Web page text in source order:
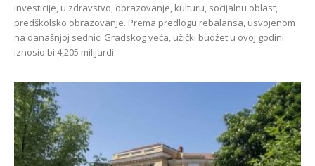
investicije, u zdravstvo, obrazovanje, kulturu, socijalnu oblast,
predškolsko obrazovanje. Prema predlogu rebalansa, usvojenom
na današnjoj sednici Gradskog veća, užički budžet u ovoj godini
iznosio bi 4,205 milijardi.